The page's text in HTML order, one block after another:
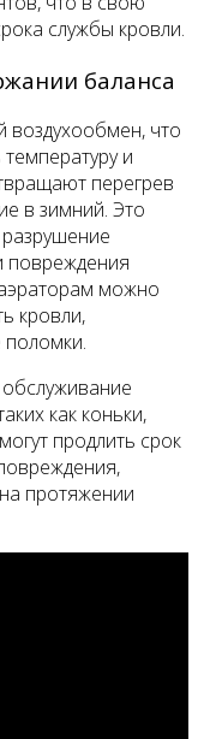
службы кровли.
баланса
что
и
перегрев
в зимний. Это
повреждения
можно
кровли,
как коньки,
продлить срок
протяжении